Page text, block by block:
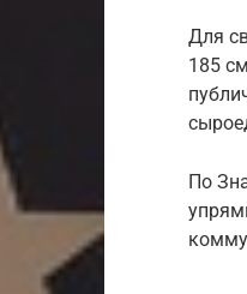
Для
185
По